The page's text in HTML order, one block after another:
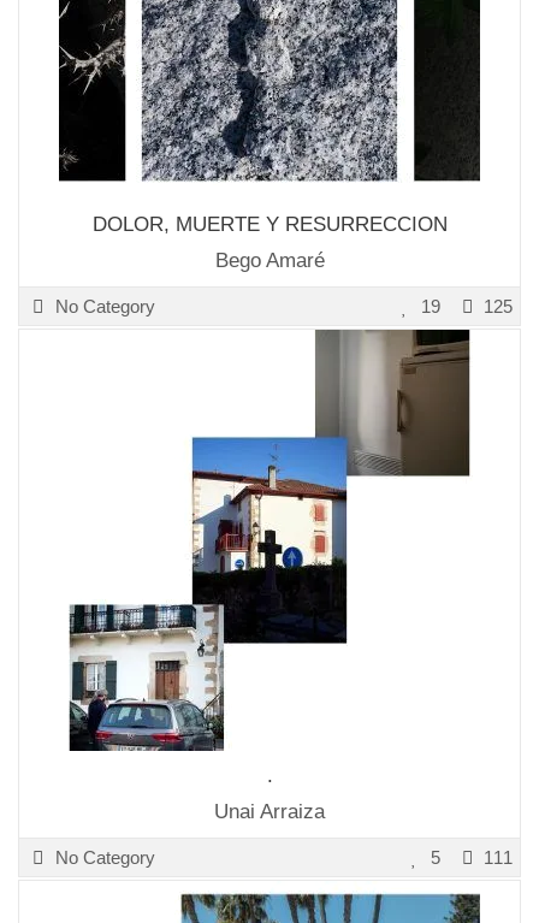
DOLOR, MUERTE Y RESURRECCION
Bego Amaré
No Category 125
19
.
Unai Arraiza
No Category 111
5